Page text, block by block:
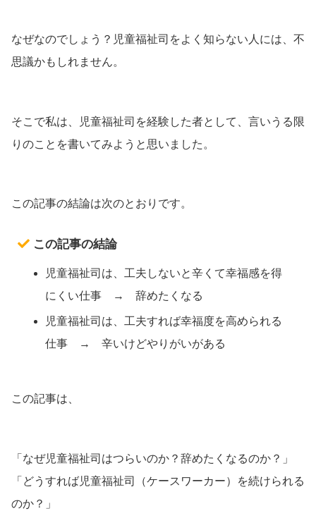
なぜなのでしょう？児童福祉司をよく知らない人には、不
思議かもしれません。
そこで私は、児童福祉司を経験した者として、言いうる限
りのことを書いてみようと思いました。
この記事の結論は次のとおりです。
この記事の結論
児童福祉司は、工夫しないと辛くて幸福感を得
にくい仕事 → 辞めたくなる
児童福祉司は、工夫すれば幸福度を高められる
仕事 → 辛いけどやりがいがある
この記事は、
「なぜ児童福祉司はつらいのか？辞めたくなるのか？」
「どうすれば児童福祉司（ケースワーカー）を続けられる
のか？」